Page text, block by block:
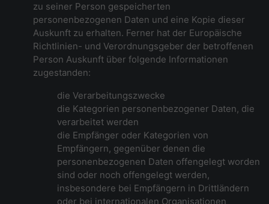
zu seiner Person gespeicherten
personenbezogenen Daten und eine Kopie dieser
Auskunft zu erhalten. Ferner hat der Europäische
Richtlinien- und Verordnungsgeber der betroffenen
Person Auskunft über folgende Informationen
zugestanden:
die Verarbeitungszwecke
die Kategorien personenbezogener Daten, die
verarbeitet werden
die Empfänger oder Kategorien von
Empfängern, gegenüber denen die
personenbezogenen Daten offengelegt worden
sind oder noch offengelegt werden,
insbesondere bei Empfängern in Drittländern
oder bei internationalen Organisationen